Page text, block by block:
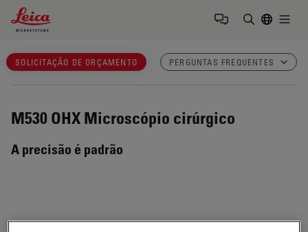
Leica Microsystems Logo
SOLICITAÇÃO DE ORÇAMENTO PERGUNTAS FREQUENTES
M530 OHX Microscópio cirúrgico
A precisão é padrão